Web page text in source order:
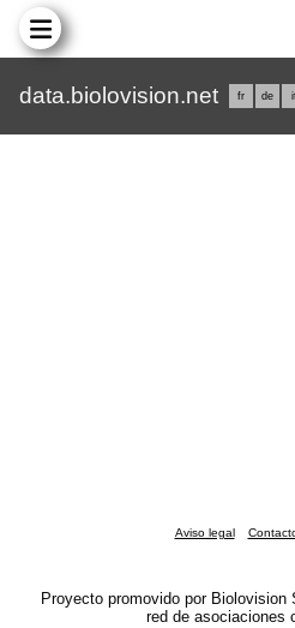
data.biolovision.net fr de
Aviso legal
Proyecto promovido por Biolovision
red de asociaciones